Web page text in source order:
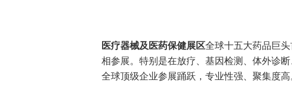
医疗器械及医药保健展区全球十五大药品巨
相参展。特别是在放疗、基因检测、体外诊
全球顶级企业参展踊跃，专业性强、聚集度高